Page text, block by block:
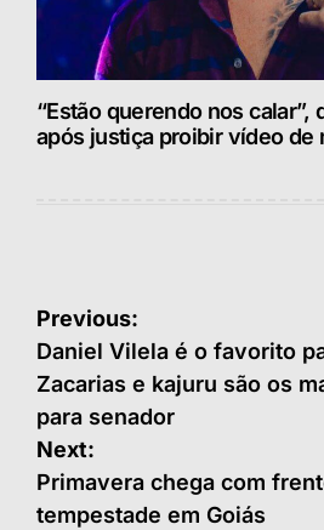
“Estão querendo nos calar”,
após justiça proibir vídeo de
Navegação
de
Post
Previous:
Daniel Vilela é o favorito
Zacarias e kajuru são os
para senador
Next:
Primavera chega com
tempestade em Goiás